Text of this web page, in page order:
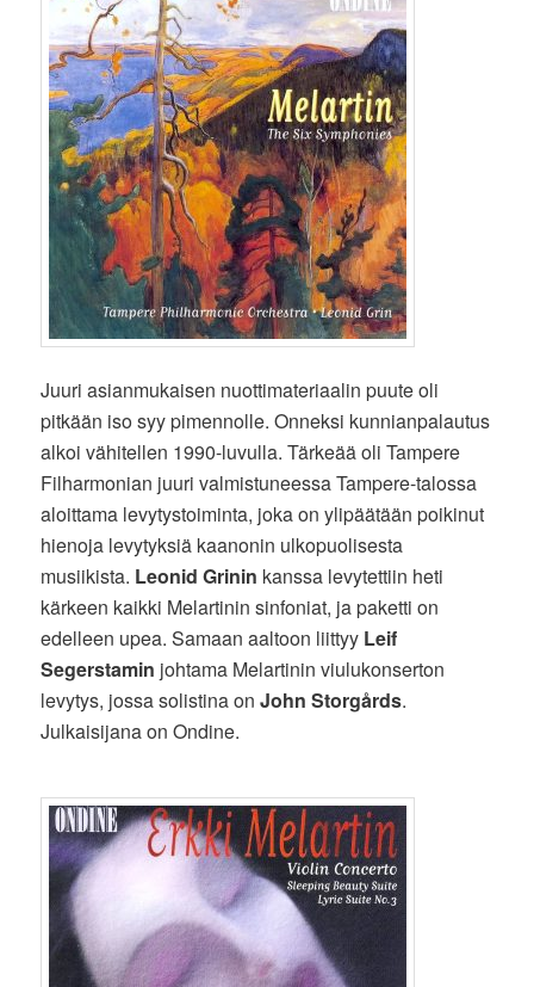
Juuri asianmukaisen nuottimateriaalin puute oli
pitkään iso syy pimennolle. Onneksi kunnianpalautus
alkoi vähitellen 1990-luvulla. Tärkeää oli Tampere
Filharmonian juuri valmistuneessa Tampere-talossa
aloittama levytystoiminta, joka on ylipäätään poikinut
hienoja levytyksiä kaanonin ulkopuolisesta
musiikista. Leonid Grinin kanssa levytettiin heti
kärkeen kaikki Melartinin sinfoniat, ja paketti on
edelleen upea. Samaan aaltoon liittyy Leif
Segerstamin johtama Melartinin viulukonserton
levytys, jossa solistina onJohn Storgårds.
Julkaisijana on Ondine.